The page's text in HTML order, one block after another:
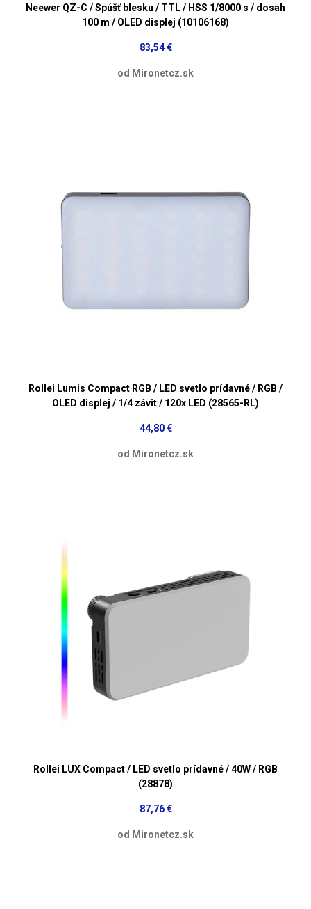
Neewer QZ-C / Spúšť blesku / TTL / HSS 1/8000 s / dosah
100 m / OLED displej (10106168)
83,54 €
od Mironetcz.sk
Rollei Lumis Compact RGB / LED svetlo prídavné / RGB /
OLED displej / 1/4 závit / 120x LED (28565-RL)
44,80 €
od Mironetcz.sk
Rollei LUX Compact / LED svetlo prídavné / 40W / RGB
(28878)
87,76 €
od Mironetcz.sk